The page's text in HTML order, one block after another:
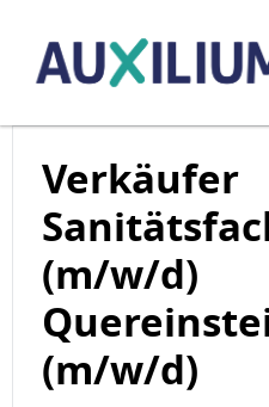
Verkäufer
(m/w/d)
(m/w/d)